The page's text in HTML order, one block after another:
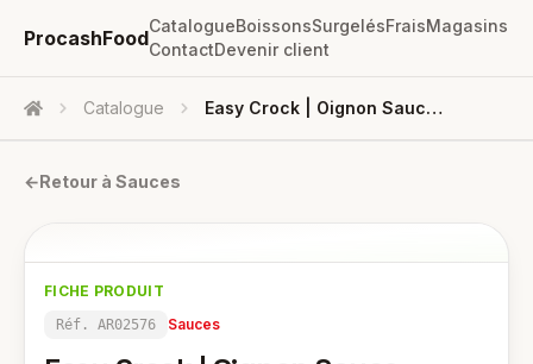
ProcashFood
CatalogueBoissonsSurgelésFraisMagasins
ContactDevenir client
Accueil Catalogue Easy Crock | Oignon Sauce 900ml
←Retour à Sauces
FICHE PRODUIT
Réf. AR02576 Sauces